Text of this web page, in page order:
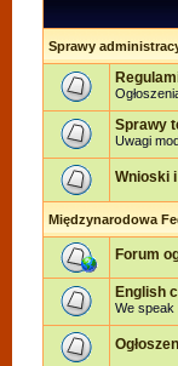
Sprawy
Sprawy
Uwagi
Wnioski
Międzynarodowa
Forum
English
We speak